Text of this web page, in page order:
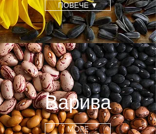
ПОВЕЧЕ ▼
Варива
MORE